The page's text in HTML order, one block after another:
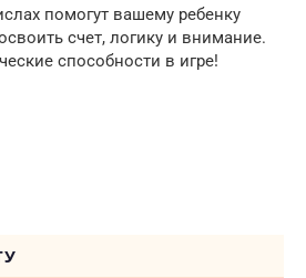
помогут вашему ребенку
счет, логику и внимание.
способности в игре!